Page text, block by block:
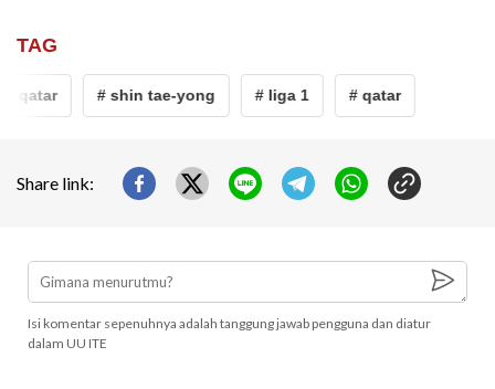
TAG
qatar # shin tae-yong # liga 1 # qatar
Share link:
Isi komentar sepenuhnya adalah tanggung jawab pengguna dan diatur
dalam UU ITE